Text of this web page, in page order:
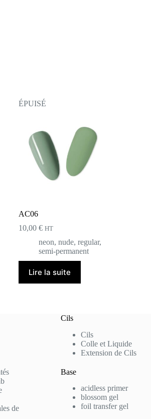
ÉPUISÉ
AC06
10,00€ HT
neon,nude,regular,
semi-permanent
Lire la suite
de
Cils
Cils
Colle et Liquide
Extension de Cils
Base
acidless primer
blossom gel
foil transfer gel